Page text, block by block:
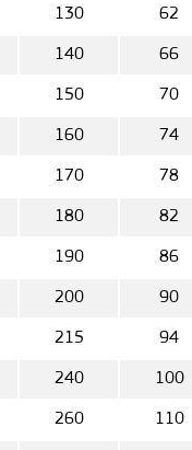
130 62
140 66
150 70
160 74
170 78
180 82
190 86
200 90
215 94
240 100
260 110